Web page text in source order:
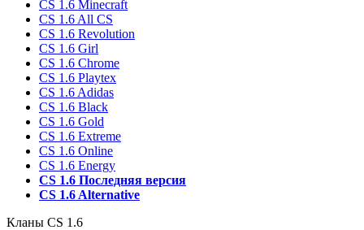
CS 1.6 Minecraft
CS 1.6 All CS
CS 1.6 Revolution
CS 1.6 Girl
CS 1.6 Chrome
CS 1.6 Playtex
CS 1.6 Adidas
CS 1.6 Black
CS 1.6 Gold
CS 1.6 Extreme
CS 1.6 Online
CS 1.6 Energy
CS 1.6 Последняя версия
CS 1.6 Alternative
Кланы СS 1.6